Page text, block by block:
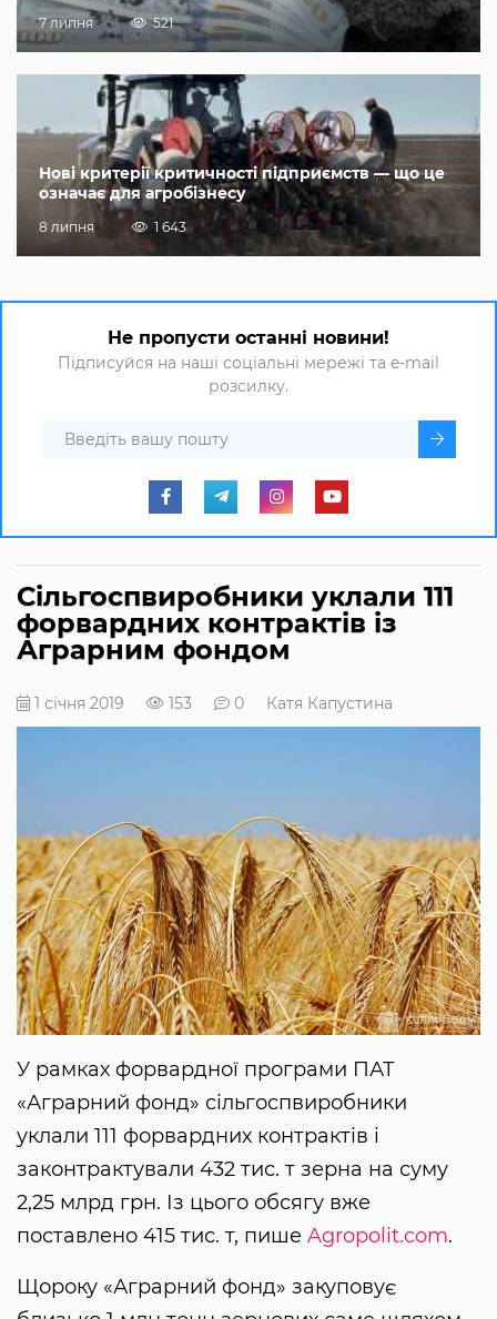
7 липня 521
Нові критерії критичності підприємств — що це
означає для агробізнесу
8 липня 1 643
Не пропусти останні новини!
Підписуйся на наші соціальні мережі та e-mail
розсилку.
Сільгоспвиробники уклали 111
форвардних контрактів із
Аграрним фондом
1 січня 2019 153 0 Катя Капустина
У рамках форвардної програми ПАТ
«Аграрний фонд» сільгоспвиробники
уклали 111 форвардних контрактів і
законтрактували 432 тис. т зерна на суму
2,25 млрд грн. Із цього обсягу вже
поставлено 415 тис. т, пише Agropolit.com.
Щороку «Аграрний фонд» закуповує